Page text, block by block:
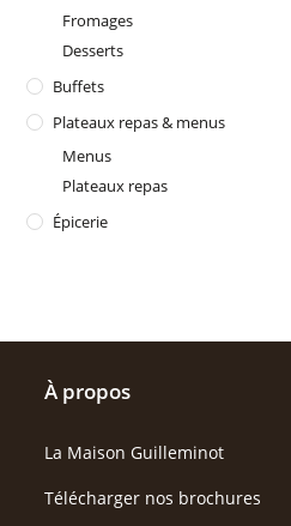
Fromages
Desserts
Buffets
Plateaux repas & menus
Menus
Plateaux repas
Épicerie
À propos
La Maison Guilleminot
Télécharger nos brochures